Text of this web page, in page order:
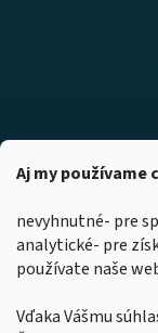
Aj my používame
nevyhnutné- pre
analytické- pre
používate naše
Vďaka Vášmu